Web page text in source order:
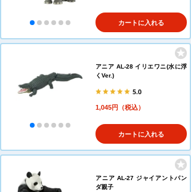
カートに入れる
アニア AL-28 イリエワニ(水に浮
くVer.)
5.0
1,045円（税込）
カートに入れる
アニア AL-27 ジャイアントパン
ダ親子